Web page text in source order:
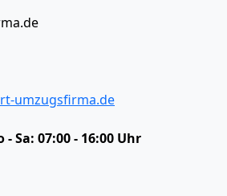
umzugsfirma.de
- Sa: 07:00 - 16:00 Uhr